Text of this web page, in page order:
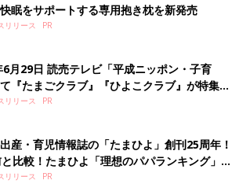
眠をサポートする専用抱き枕を新発売
リリース
6月29日 読売テレビ「平成ニッポン・子育
『たまごクラブ』『ひよこクラブ』が特集さ
リリース
産・育児情報誌の「たまひよ」創刊25周年！
比較！たまひよ「理想のパパランキング」発
年１位は、つるの剛士さん
リリース